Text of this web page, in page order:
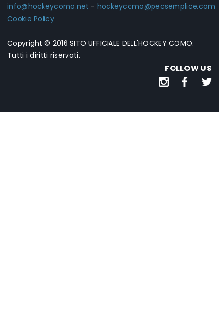
info@hockeycomo.net - hockeycomo@pecsemplice.com
Cookie Policy
Copyright © 2016 SITO UFFICIALE DELL'HOCKEY COMO.
Tutti i diritti riservati.
FOLLOW US